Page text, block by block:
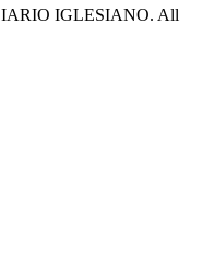
IGLESIANO. All